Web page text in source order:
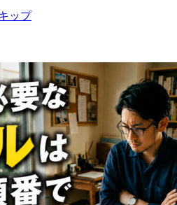
ップ